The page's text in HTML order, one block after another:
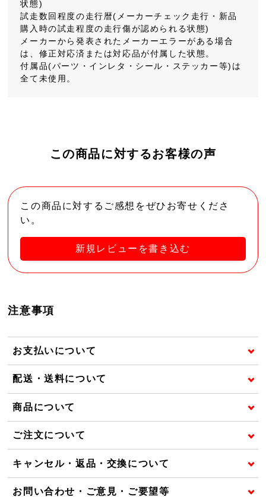
状態)
試走数回程度の走行暦(メーカーチェック走行・新品
購入時の試走程度の走行傷が認められる状態)
メーカーから発表されたメーカーエラーがある場合
は、修正対応済または対応品が付属した状態。
付属品(パーツ・インレタ・シール・ステッカー等)は
全て未使用。
この商品に対するお客様の声
この商品に対するご感想をぜひお寄せくださ
い。
新規レビューを書き込む
注意事項
お支払いについて
配送・送料について
商品について
ご注文について
キャンセル・返品・交換について
お問い合わせ・ご意見・ご要望等